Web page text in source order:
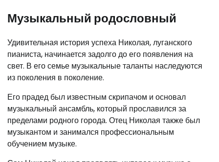
Музыкальный родословный
Удивительная история успеха Николая, луганского
пианиста, начинается задолго до его появления на
свет. В его семье музыкальные таланты наследуются
из поколения в поколение.
Его прадед был известным скрипачом и основал
музыкальный ансамбль, который прославился за
пределами родного города. Отец Николая также был
музыкантом и занимался профессиональным
обучением музыке.